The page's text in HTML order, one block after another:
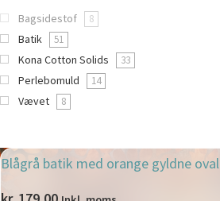
Bagsidestof 8
Batik 51
Kona Cotton Solids 33
Perlebomuld 14
Vævet 8
Blågrå batik med orange gyldne